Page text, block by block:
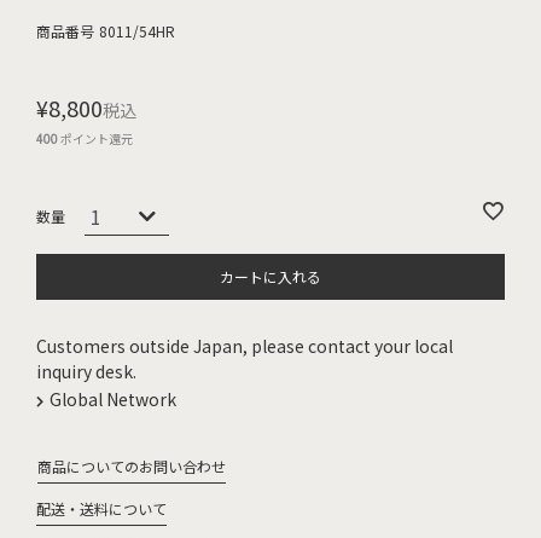
商品番号 8011/54HR
¥8,800税込
400ポイント還元
カートに入れる
Customers outside Japan, please contact your local
inquiry desk.
Global Network
商品についてのお問い合わせ
配送・送料について